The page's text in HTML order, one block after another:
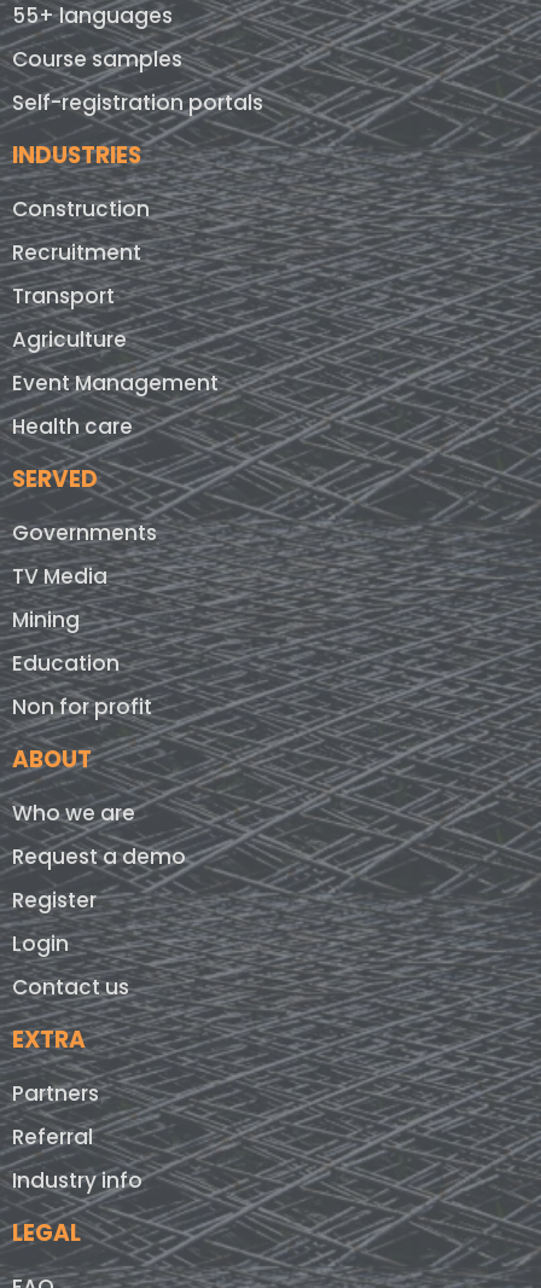
55+ languages
Course samples
Self-registration portals
INDUSTRIES
Construction
Recruitment
Transport
Agriculture
Event Management
Health care
SERVED
Governments
TV Media
Mining
Education
Non for profit
ABOUT
Who we are
Request a demo
Register
Login
Contact us
EXTRA
Partners
Referral
Industry info
LEGAL